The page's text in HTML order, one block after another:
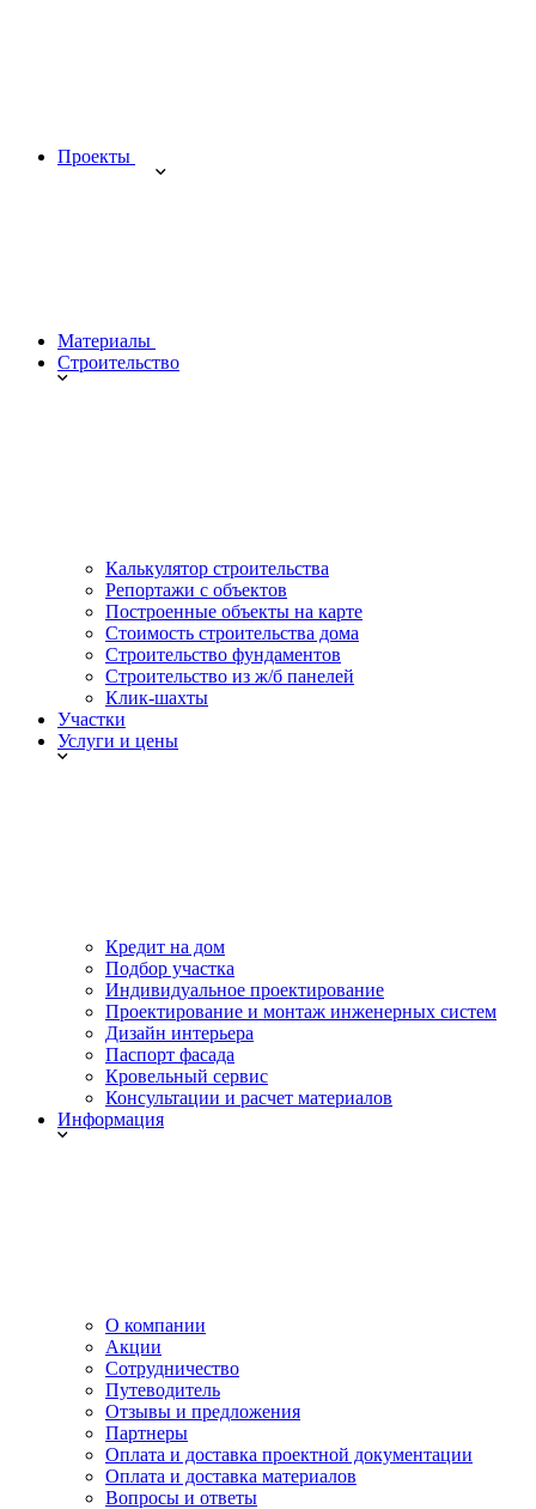
Проекты
Материалы
Строительство
Калькулятор строительства
Репортажи с объектов
Построенные объекты на карте
Стоимость строительства дома
Строительство фундаментов
Строительство из ж/б панелей
Клик-шахты
Участки
Услуги и цены
Кредит на дом
Подбор участка
Индивидуальное проектирование
Проектирование и монтаж инженерных систем
Дизайн интерьера
Паспорт фасада
Кровельный сервис
Консультации и расчет материалов
Информация
О компании
Акции
Сотрудничество
Путеводитель
Отзывы и предложения
Партнеры
Оплата и доставка проектной документации
Оплата и доставка материалов
Вопросы и ответы